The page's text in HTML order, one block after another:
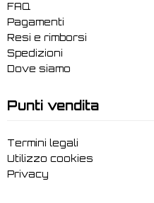
FAQ
Pagamenti
Resi e rimborsi
Spedizioni
Dove siamo
Punti vendita
Termini legali
Utilizzo cookies
Privacy